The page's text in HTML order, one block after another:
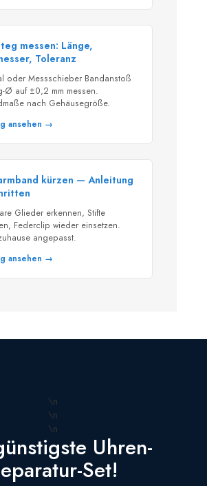
messen: Länge,
Toleranz
oder Messschieber Bandanstoß
Ø auf ±0,2 mm messen.
nach Gehäusegröße.
ansehen →
kürzen — Anleitung
Glieder erkennen, Stifte
Federclip wieder einsetzen.
angepasst.
ansehen →
\n
\n
\n
Uhren-
Set!